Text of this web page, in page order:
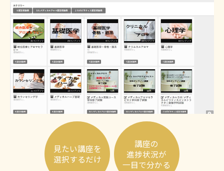
見たい講座を
選択するだけ
講座の
進捗状況が
一目で分かる